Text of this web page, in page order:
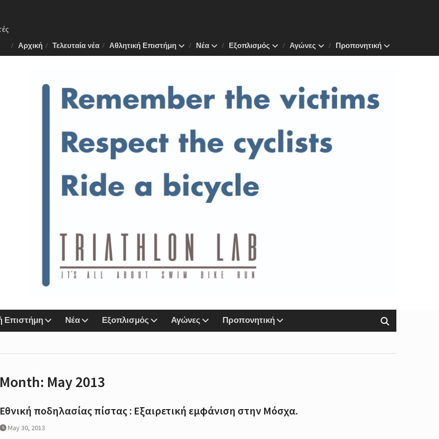
Αρχική Τελευταία νέα Αθλητική Επιστήμη Νέα Εξοπλισμός Αγώνες Προπονητική
Επιστήμη Νέα Εξοπλισμός Αγώνες Προπονητική
Month: May 2013
Εθνική ποδηλασίας πίστας : Εξαιρετική εμφάνιση στην Μόσχα.
May 30, 2013